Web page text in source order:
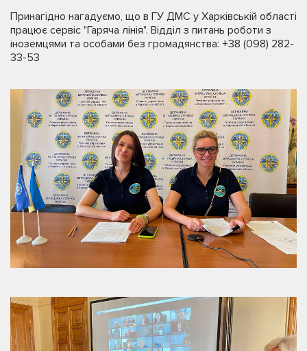
Принагідно нагадуємо, що в ГУ ДМС у Харківській області
працює сервіс "Гаряча лінія". Відділ з питань роботи з
іноземцями та особами без громадянства: +38 (098) 282-
33-53